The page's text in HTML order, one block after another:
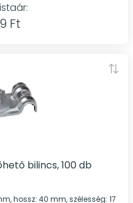
Ft
bilincs, 100 db
hossz: 40 mm, szélesség: 17